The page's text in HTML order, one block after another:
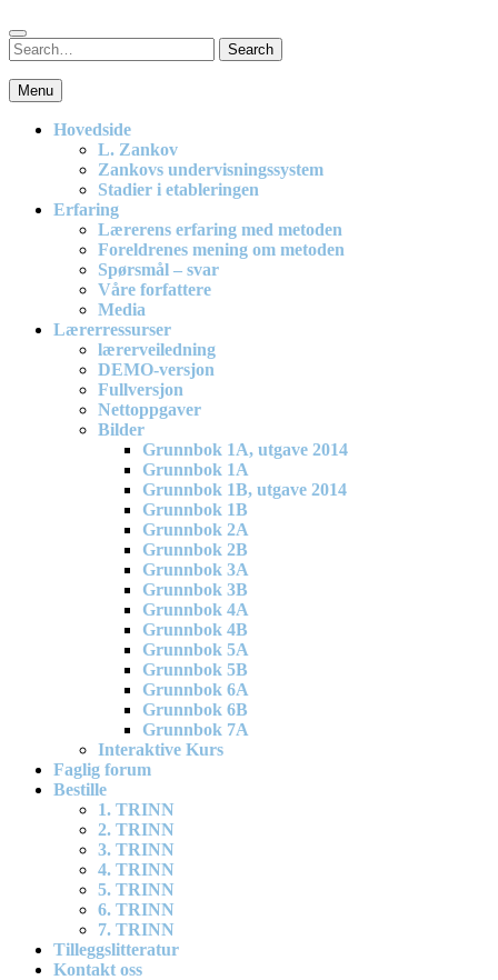
Search
for:
Search
En effektiv og spennende modell for matematikkundervisning i
barneskolen
Menu
Hovedside
L. Zankov
Zankovs undervisningssystem
Stadier i etableringen
Erfaring
Lærerens erfaring med metoden
Foreldrenes mening om metoden
Spørsmål – svar
Våre forfattere
Media
Lærerressurser
lærerveiledning
DEMO-versjon
Fullversjon
Nettoppgaver
Bilder
Grunnbok 1A, utgave 2014
Grunnbok 1A
Grunnbok 1B, utgave 2014
Grunnbok 1B
Grunnbok 2A
Grunnbok 2B
Grunnbok 3A
Grunnbok 3B
Grunnbok 4A
Grunnbok 4B
Grunnbok 5A
Grunnbok 5B
Grunnbok 6A
Grunnbok 6B
Grunnbok 7A
Interaktive Kurs
Faglig forum
Bestille
1. TRINN
2. TRINN
3. TRINN
4. TRINN
5. TRINN
6. TRINN
7. TRINN
Tilleggslitteratur
Kontakt oss